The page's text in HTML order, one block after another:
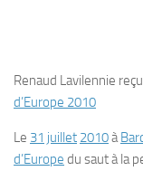
Renaud Lavilennie
d’Europe 2010
Le 31 juillet 2010à
d’Europe du saut à la